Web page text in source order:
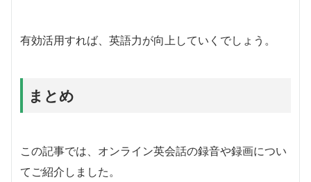
有効活用すれば、英語力が向上していくでしょう。
まとめ
この記事では、オンライン英会話の録音や録画につい
てご紹介しました。